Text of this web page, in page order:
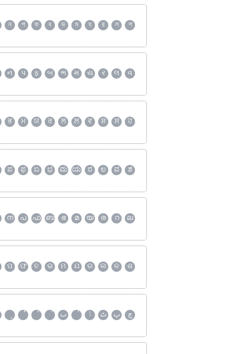
ন প ফ ব ভ ম য র ল
শ
ન પ ફ બ ભ મ ય ર લ
વ
ਭ ਮ ਯ ਰ ਲ ਲ਼ ਵ ਸ਼ ਸ
ਹ
ಪ ಫ ಬ ಭ ಮ ಯ ರ ಲ ವ
ಶ
ന പ ഫ ബ ഭ മ യ ര റ
ല
ପ ଫ ବ ଭ ମ ଯ ର ଲ ଳ
ଶ
ٮ ٲ ٹ پ
چ